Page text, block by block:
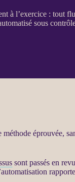
à l’exercice : tout
sous
méthode éprouvée,
sont passés en
automatisation